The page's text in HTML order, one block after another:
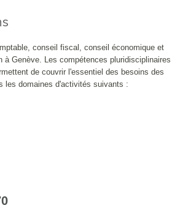
conseil fiscal, conseil économique et
à Genève. Les compétences pluridisciplinaires
de couvrir l'essentiel des besoins des
les domaines d'activités suivants :